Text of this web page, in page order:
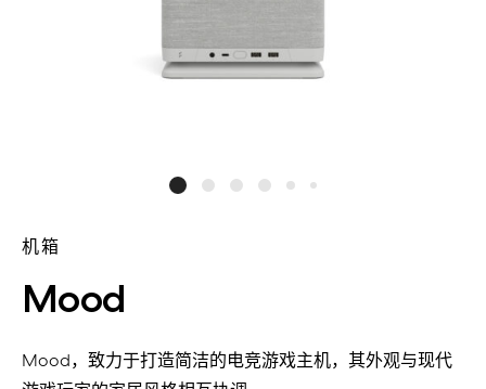
机箱
Mood
Mood，致力于打造简洁的电竞游戏主机，其外观与现代